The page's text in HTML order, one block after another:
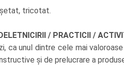
tricotat.
/ PRACTICII /
ca unul dintre cele mai
și de prelucrare a